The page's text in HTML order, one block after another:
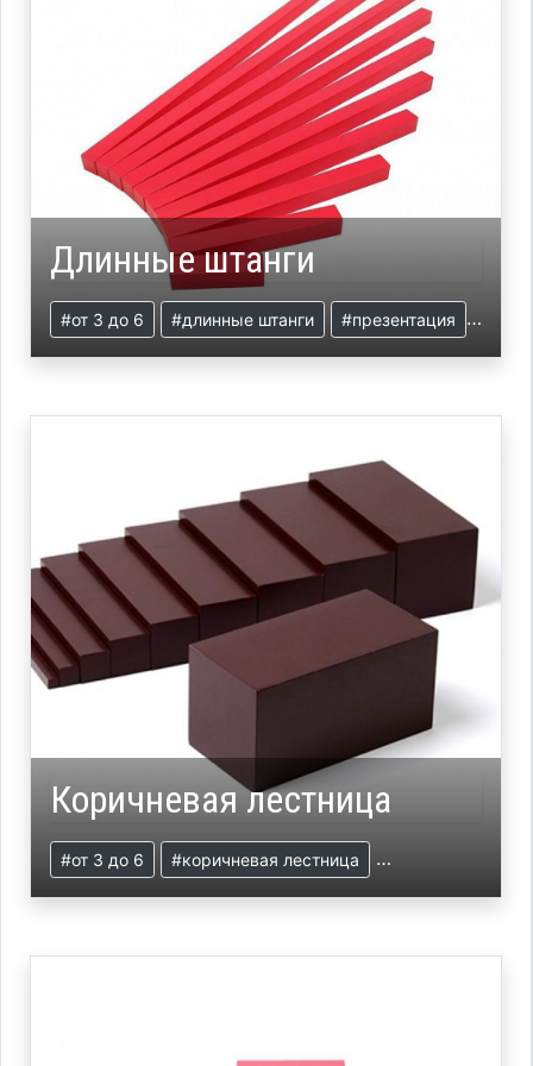
Длинные штанги
#от 3 до 6 #длинные штанги #презентация
Коричневая лестница
#от 3 до 6 #коричневая лестница #презентация